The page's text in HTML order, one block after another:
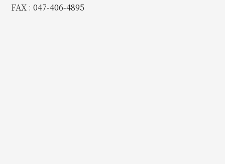
FAX : 047-406-4895